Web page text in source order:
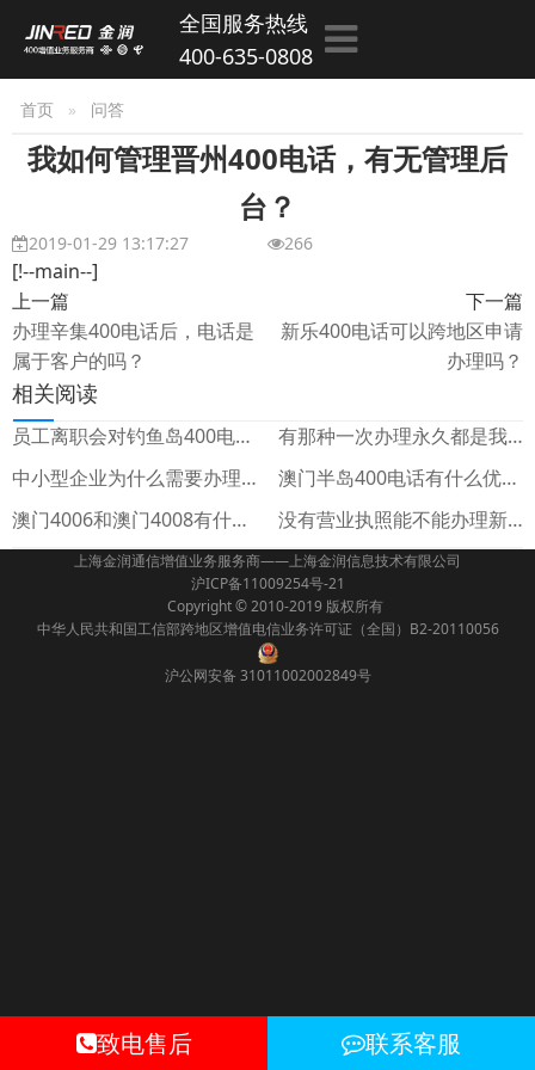
全国服务热线
400-635-0808
首页 问答
我如何管理晋州400电话，有无管理后
台？
2019-01-29 13:17:27 266
[!--main--]
上一篇
办理辛集400电话后，电话是
属于客户的吗？
下一篇
新乐400电话可以跨地区申请
办理吗？
相关阅读
员工离职会对钓鱼岛400电话的安全性产生影响吗？
有那种一次办理永久都是我们的路环岛400电话吗？以后付多少是我们自己安排？
中小型企业为什么需要办理氹仔岛400电话？
澳门半岛400电话有什么优点？
澳门4006和澳门4008有什么区别？
没有营业执照能不能办理新界400电话？
上海金润通信增值业务服务商——上海金润信息技术有限公司
沪ICP备11009254号-21
Copyright © 2010-2019 版权所有
中华人民共和国工信部跨地区增值电信业务许可证（全国）B2-20110056
沪公网安备 31011002002849号
致电售后 联系客服